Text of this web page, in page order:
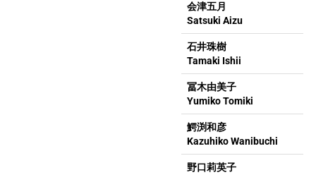
会津五月
Satsuki Aizu
石井珠樹
Tamaki Ishii
冨木由美子
Yumiko Tomiki
鰐渕和彦
Kazuhiko Wanibuchi
野口莉英子